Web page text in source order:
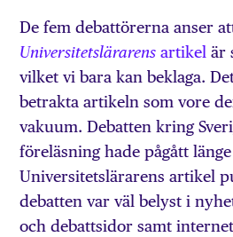
De fem debattörerna anser
Universitetslärarens artikel är
vilket vi bara kan beklaga.
betrakta artikeln som vore
vakuum. Debatten kring
föreläsning hade pågått
Universitetslärarens artikel
debatten var väl belyst i
och debattsidor samt